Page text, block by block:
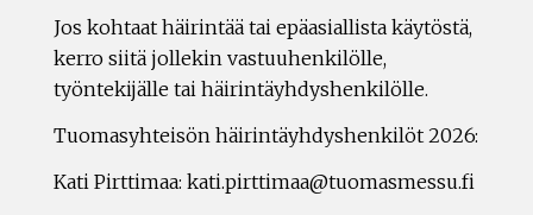
Jos kohtaat häirintää tai epäasiallista käytöstä,
kerro siitä jollekin vastuuhenkilölle,
työntekijälle tai häirintäyhdyshenkilölle.
Tuomasyhteisön häirintäyhdyshenkilöt 2026:
Kati Pirttimaa: kati.pirttimaa@tuomasmessu.fi